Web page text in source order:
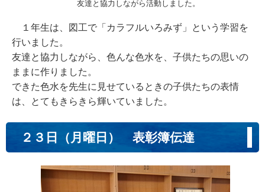
友達と協力しながら活動しました。
１年生は、図工で「カラフルいろみず」という学習を
行いました。
友達と協力しながら、色んな色水を、子供たちの思いの
ままに作りました。
できた色水を先生に見せているときの子供たちの表情
は、とてもきらきら輝いていました。
２３日（月曜日） 表彰簿伝達